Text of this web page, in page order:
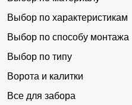
Выбор по характеристикам
Выбор по способу монтажа
Выбор по типу
Ворота и калитки
Все для забора